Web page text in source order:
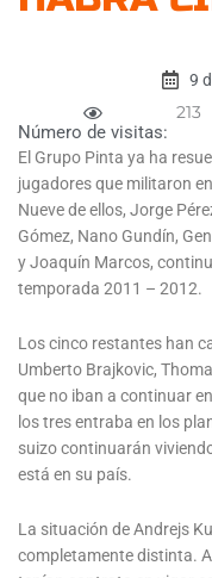
9
Número de visitas:
213
El Grupo Pinta ya ha
jugadores que militaron
Nueve de ellos, Jorge
Gómez, Nano Gundín,
y Joaquín Marcos,
temporada 2011 – 2012.
Los cinco restantes han
Umberto Brajkovic,
que no iban a continuar
los tres entraba en los
suizo continuarán
está en su país.
La situación de Andrejs
completamente distinta.